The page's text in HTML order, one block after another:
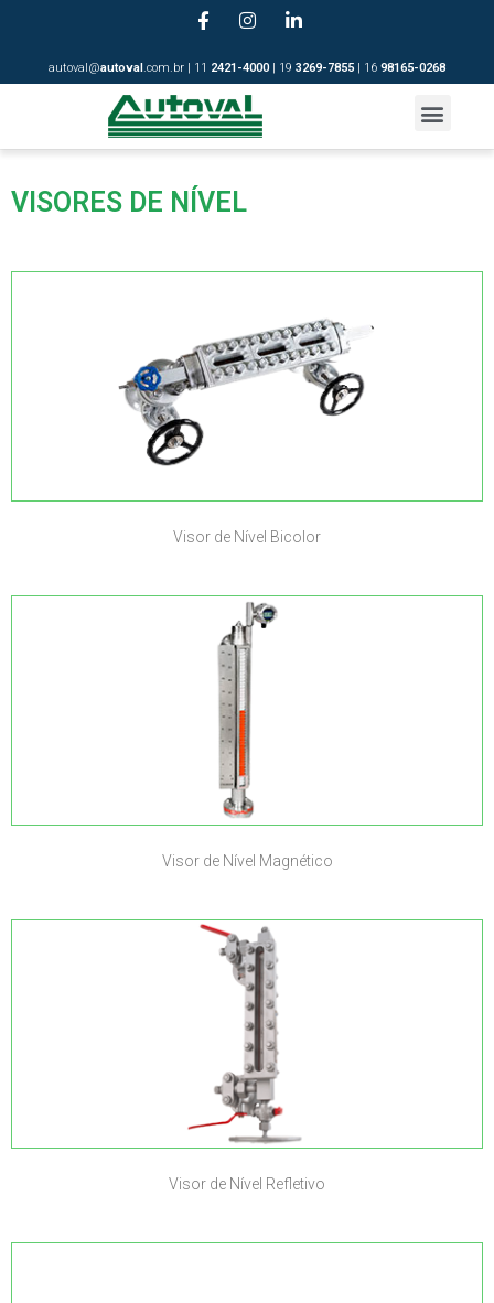
autoval@autoval.com.br | 11 2421-4000| 19 3269-7855 | 16 98165-0268
VISORES DE NÍVEL
Visor de Nível Bicolor
Visor de Nível Magnético
Visor de Nível Refletivo